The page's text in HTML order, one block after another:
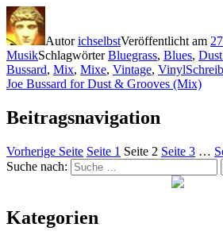
AutorichselbstVeröffentlicht am
MusikSchlagwörterBluegrass, Blues,
Bussard, Mix, Mixe, Vintage, Vinyl
Joe Bussard for Dust & Grooves (Mix)
Beitragsnavigation
Vorherige Seite Seite 1 Seite 2 Seite 3 …
Suche nach:
Kategorien